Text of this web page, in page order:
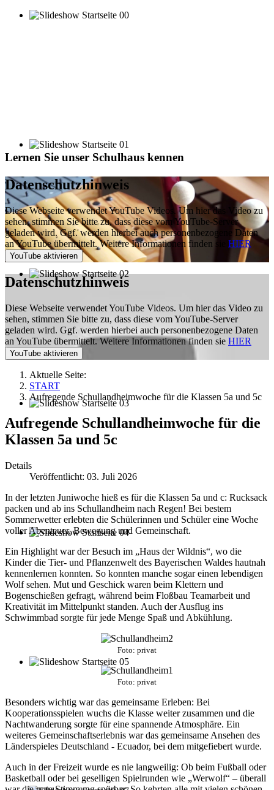
Lernen Sie unser Schulhaus kennen
Datenschutzhinweis
Diese Webseite verwendet YouTube Videos. Um hier das Video zu
sehen, stimmen Sie bitte zu, dass diese vom YouTube-Server
geladen wird. Ggf. werden hierbei auch personenbezogene Daten
an YouTube übermittelt. Weitere Informationen finden sie HIER
Datenschutzhinweis
Diese Webseite verwendet YouTube Videos. Um hier das Video zu
sehen, stimmen Sie bitte zu, dass diese vom YouTube-Server
geladen wird. Ggf. werden hierbei auch personenbezogene Daten
an YouTube übermittelt. Weitere Informationen finden sie HIER
Aktuelle Seite:
START
Aufregende Schullandheimwoche für die Klassen 5a und 5c
Aufregende Schullandheimwoche für die
Klassen 5a und 5c
Details
Veröffentlicht: 03. Juli 2026
In der letzten Juniwoche hieß es für die Klassen 5a und c: Rucksack
packen und ab ins Schullandheim nach Regen! Bei bestem
Sommerwetter erlebten die Schülerinnen und Schüler eine Woche
voller Abenteuer, Bewegung und Gemeinschaft.
Ein Highlight war der Besuch im „Haus der Wildnis“, wo die
Kinder die Tier- und Pflanzenwelt des Bayerischen Waldes hautnah
kennenlernen konnten. So konnten manche sogar einen lebendigen
Wolf sehen. Mut und Geschick waren beim Klettern und
Bogenschießen gefragt, während beim Floßbau Teamarbeit und
Kreativität im Mittelpunkt standen. Auch der Ausflug ins
Schwimmbad sorgte für jede Menge Spaß und Abkühlung.
Foto: privat
Foto: privat
Besonders wichtig war das gemeinsame Erleben: Bei
Kooperationsspielen wuchs die Klasse weiter zusammen und die
Nachtwanderung sorgte für eine spannende Atmosphäre. Ein
weiteres Gemeinschaftserlebnis war das gemeinsame Ansehen des
Länderspieles Deutschland - Ecuador, bei dem mitgefiebert wurde.
Auch in der Freizeit wurde es nie langweilig: Ob beim Fußball oder
Basketball oder bei geselligen Spielrunden wie „Werwolf“ – überall